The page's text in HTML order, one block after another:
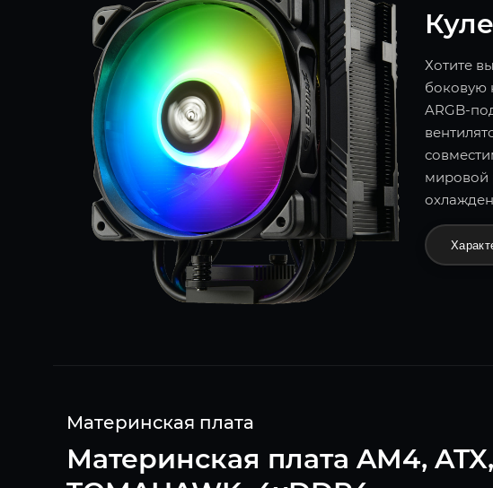
Хотите
боковую
ARGB-
мировой
Материнская плата
Материнская плата AM4,